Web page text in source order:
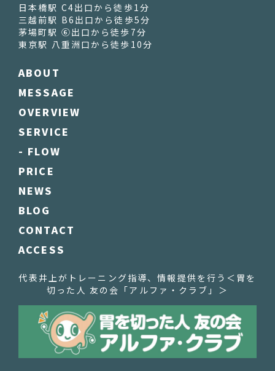
日本橋駅 C4出口から徒歩1分
三越前駅 B6出口から徒歩5分
茅場町駅 ⑥出口から徒歩7分
東京駅 八重洲口から徒歩10分
ABOUT
MESSAGE
OVERVIEW
SERVICE
- FLOW
PRICE
NEWS
BLOG
CONTACT
ACCESS
代表井上がトレーニング指導、情報提供を行う ＜胃を
切った人 友の会「アルファ・クラブ」＞